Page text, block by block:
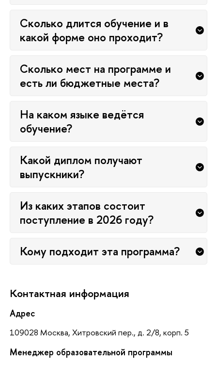
Сколько длится обучение и в
какой форме оно проходит?
Сколько мест на программе и
есть ли бюджетные места?
На каком языке ведётся
обучение?
Какой диплом получают
выпускники?
Из каких этапов состоит
поступление в 2026 году?
Кому подходит эта программа?
Контактная информация
Адрес
109028 Москва, Хитровский пер., д. 2/8, корп. 5
Менеджер образовательной программы